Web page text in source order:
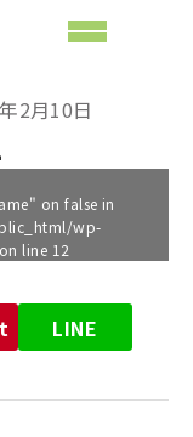
2月10日
on false in
wp-
on line 12
LINE